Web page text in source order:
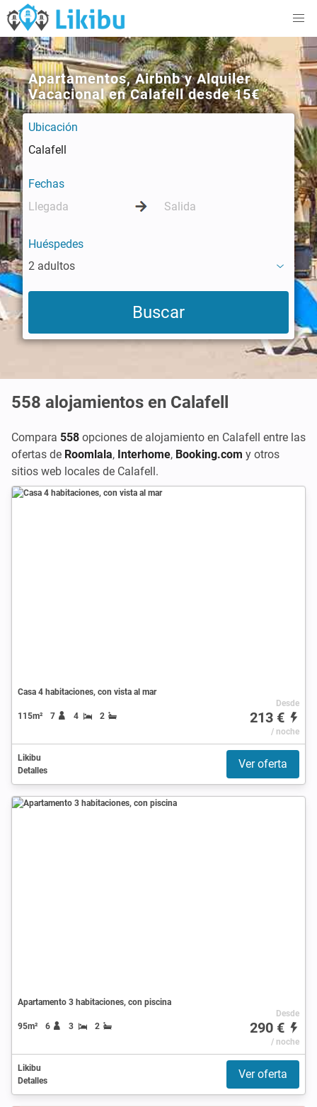
Apartamentos, Airbnb y Alquiler
Vacacional en Calafell desde 15€
Ubicación
Fechas
Huéspedes
2 adultos
558 alojamientos en Calafell
Compara 558 opciones de alojamiento en Calafell entre las
ofertas de Roomlala, Interhome, Booking.com y otros
sitios web locales de Calafell.
Casa 4 habitaciones, con vista al mar
115m² 7 4 2
Desde
213 €
/ noche
Likibu
Detalles
Ver oferta
Apartamento 3 habitaciones, con piscina
95m² 6 3 2
Desde
290 €
/ noche
Likibu
Detalles
Ver oferta